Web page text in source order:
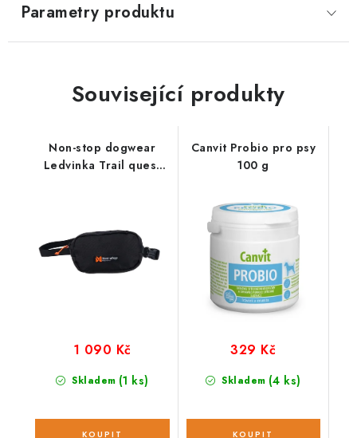
Parametry produktu
Související produkty
Non-stop dogwear
Ledvinka Trail quest
Skladem (1 ks)
1 090 Kč
Canvit Probio pro psy
100 g
Skladem (4 ks)
329 Kč